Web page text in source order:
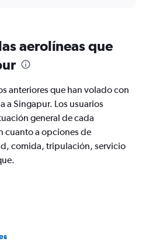
aerolíneas que
anteriores que han volado con
a Singapur. Los usuarios
general de cada
cuanto a opciones de
comida, tripulación, servicio